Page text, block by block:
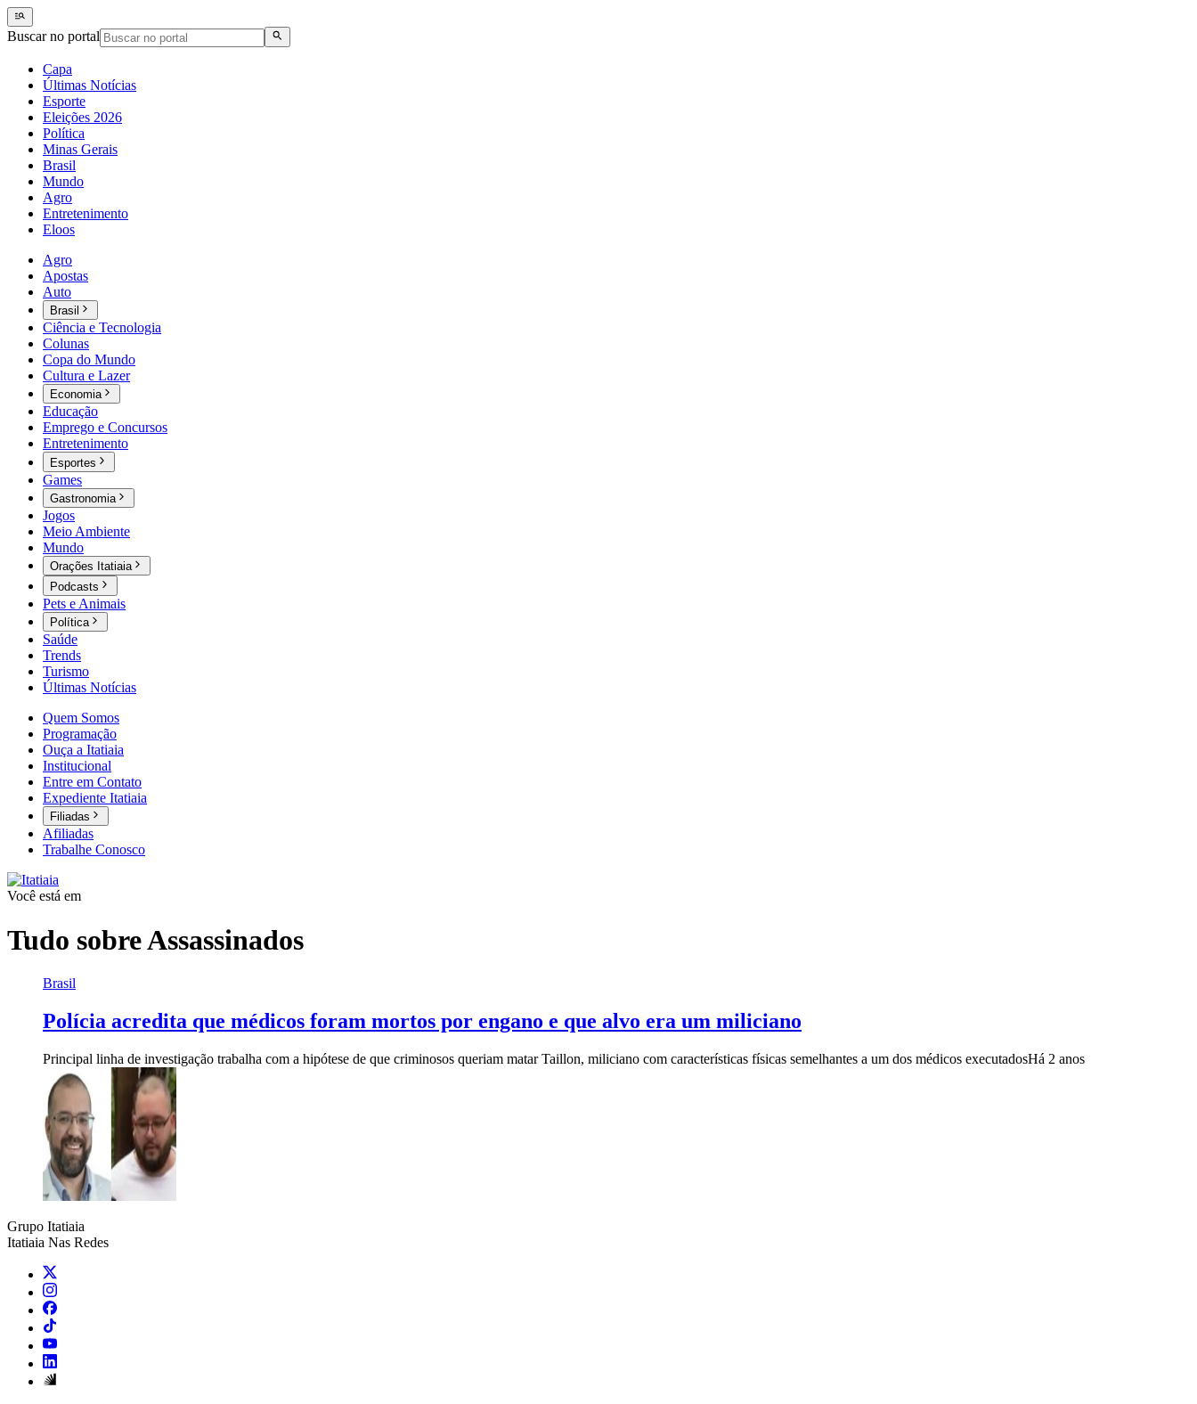
Buscar no portal
Capa
Últimas Notícias
Esporte
Eleições 2026
Política
Minas Gerais
Brasil
Mundo
Agro
Entretenimento
Eloos
Agro
Apostas
Auto
Brasil
Ciência e Tecnologia
Colunas
Copa do Mundo
Cultura e Lazer
Economia
Educação
Emprego e Concursos
Entretenimento
Esportes
Games
Gastronomia
Jogos
Meio Ambiente
Mundo
Orações Itatiaia
Podcasts
Pets e Animais
Política
Saúde
Trends
Turismo
Últimas Notícias
Quem Somos
Programação
Ouça a Itatiaia
Institucional
Entre em Contato
Expediente Itatiaia
Filiadas
Afiliadas
Trabalhe Conosco
Você está em
Tudo sobreAssassinados
Brasil
Polícia acredita que médicos foram mortos por engano e que alvo era um miliciano
Principal linha de investigação trabalha com a hipótese de que criminosos queriam matar Taillon, miliciano com características físicas semelhantes a um dos médicos executadosHá 2 anos
Grupo Itatiaia
Itatiaia Nas Redes